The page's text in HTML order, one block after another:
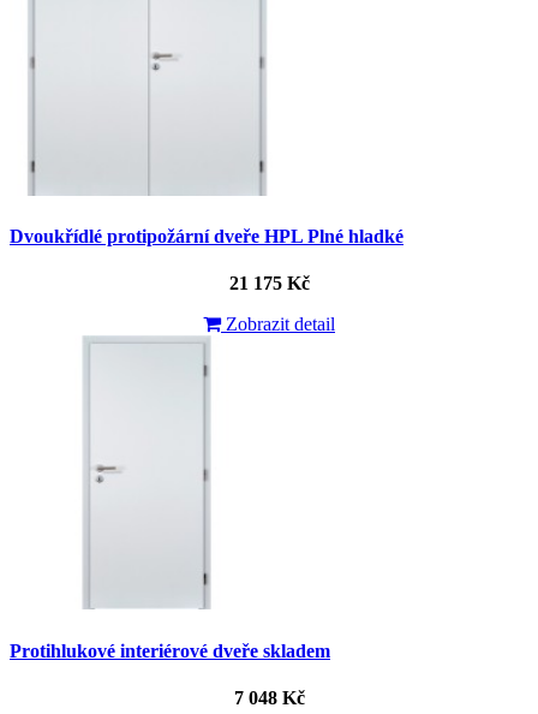
Dvoukřídlé protipožární dveře HPL Plné hladké
21 175 Kč
Zobrazit detail
Protihlukové interiérové dveře skladem
7 048 Kč